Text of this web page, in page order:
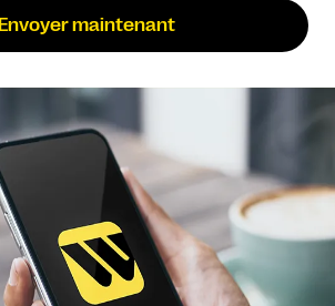
Envoyer maintenant